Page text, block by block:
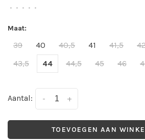
• • • • •
Maat:
39 40 40,5 41 41,5
43,5
44 44,5 45 46
Aantal: +
-
TOEVOEGEN AAN